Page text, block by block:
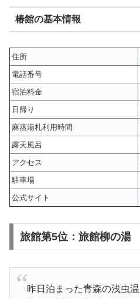
椿館の基本情報
住所
電話番号
宿泊料金
日帰り
麻蒸湯札利用時間
露天風呂
アクセス
駐車場
公式サイト
旅館第5位：旅館柳の湯
昨日泊まった青森の浅虫温